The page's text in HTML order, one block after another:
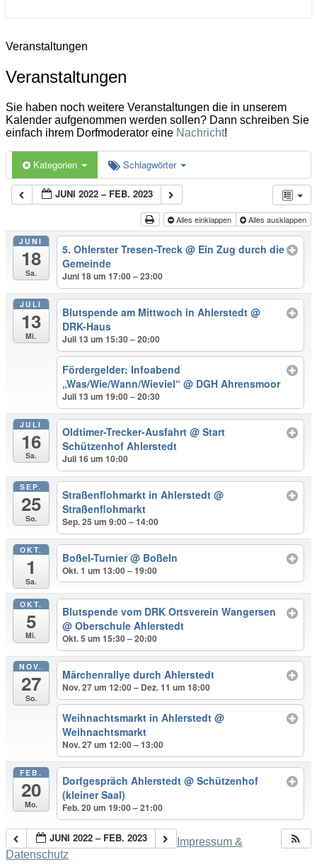
Veranstaltungen
Veranstaltungen
Sie haben noch weitere Veranstaltungen die in unserem
Kalender aufgenommen werden sollen? Dann schreiben Sie
einfach ihrem Dorfmoderator eine Nachricht!
Kategorien Schlagwörter
JUNI 2022 – FEB. 2023
Alles einklappen Alles ausklappen
JUNI
18
Sa.
5. Ohlerster Tresen-Treck@ Ein Zug durch die
Gemeinde
Juni 18 um 17:00 – 23:00
JULI
13
Mi.
Blutspende am Mittwoch in Ahlerstedt@
DRK-Haus
Juli 13 um 15:30 – 20:00
Fördergelder: Infoabend
„Was/Wie/Wann/Wieviel“@ DGH Ahrensmoor
Juli 13 um 19:00 – 20:30
JULI
16
Sa.
Oldtimer-Trecker-Ausfahrt@ Start
Schützenhof Ahlerstedt
Juli 16 um 10:00
SEP.
25
So.
Straßenflohmarkt in Ahlerstedt@
Straßenflohmarkt
Sep. 25 um 9:00 – 14:00
OKT.
1
Sa.
Boßel-Turnier@ Boßeln
Okt. 1 um 13:00 – 19:00
OKT.
5
Mi.
Blutspende vom DRK Ortsverein Wangersen
@ Oberschule Ahlerstedt
Okt. 5 um 15:30 – 20:00
NOV.
27
So.
Märchenrallye durch Ahlerstedt
Nov. 27 um 12:00 – Dez. 11 um 18:00
Weihnachtsmarkt in Ahlerstedt@
Weihnachtsmarkt
Nov. 27 um 12:00 – 13:00
FEB.
20
Mo.
Dorfgespräch Ahlerstedt@ Schützenhof
(kleiner Saal)
Feb. 20 um 19:00 – 21:00
JUNI 2022 – FEB. 2023
Impressum &
Datenschutz